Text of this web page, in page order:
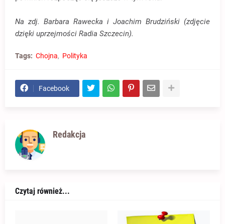
Na zdj. Barbara Rawecka i Joachim Brudziński (zdjęcie
dzięki uprzejmości Radia Szczecin).
Tags: Chojna Polityka
Facebook
Redakcja
Czytaj również...